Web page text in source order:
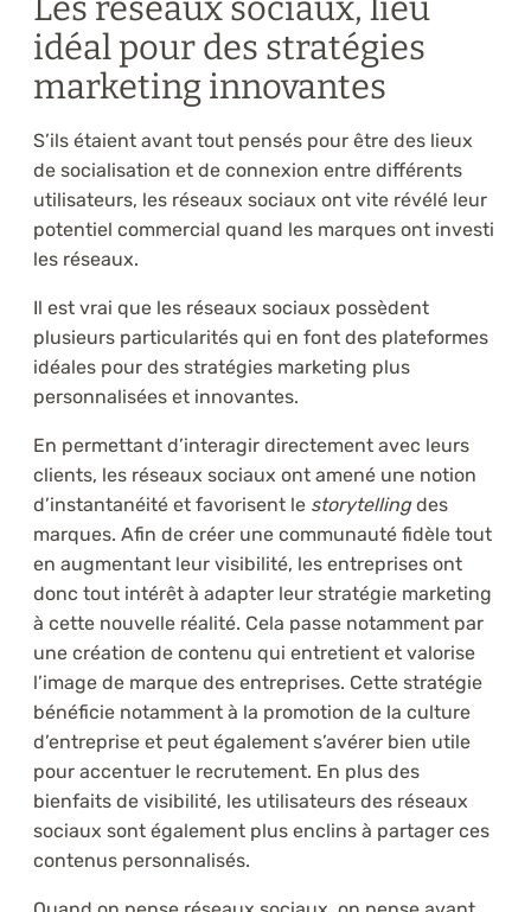
Les réseaux sociaux, lieu
idéal pour des stratégies
marketing innovantes
S’ils étaient avant tout pensés pour être des lieux
de socialisation et de connexion entre différents
utilisateurs, les réseaux sociaux ont vite révélé leur
potentiel commercial quand les marques ont investi
les réseaux.
Il est vrai que les réseaux sociaux possèdent
plusieurs particularités qui en font des plateformes
idéales pour des stratégies marketing plus
personnalisées et innovantes.
En permettant d’interagir directement avec leurs
clients, les réseaux sociaux ont amené une notion
d’instantanéité et favorisent le storytellingdes
marques. Afin de créer une communauté fidèle tout
en augmentant leur visibilité, les entreprises ont
donc tout intérêt à adapter leur stratégie marketing
à cette nouvelle réalité. Cela passe notamment par
une création de contenu qui entretient et valorise
l’image de marque des entreprises. Cette stratégie
bénéficie notamment à la promotion de la culture
d’entreprise et peut également s’avérer bien utile
pour accentuer le recrutement. En plus des
bienfaits de visibilité, les utilisateurs des réseaux
sociaux sont également plus enclins à partager ces
contenus personnalisés.